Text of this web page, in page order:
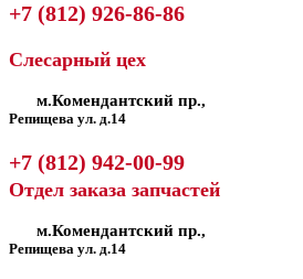
+7 (812) 926-86-86
Слесарный цех
м.Комендантский пр.,
Репищева ул. д.14
+7 (812) 942-00-99
Отдел заказа запчастей
м.Комендантский пр.,
Репищева ул. д.14